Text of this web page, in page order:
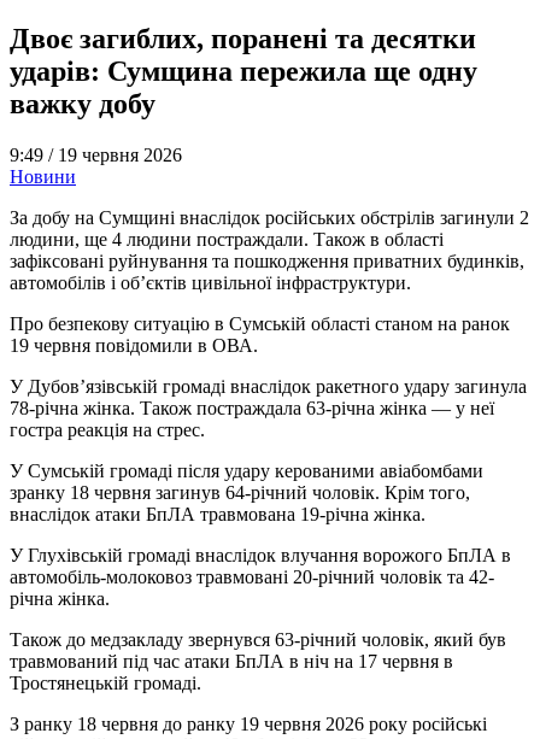
Двоє загиблих, поранені та десятки
ударів: Сумщина пережила ще одну
важку добу
9:49 / 19 червня 2026
Новини
За добу на Сумщині внаслідок російських обстрілів загинули 2
людини, ще 4 людини постраждали. Також в області
зафіксовані руйнування та пошкодження приватних будинків,
автомобілів і об’єктів цивільної інфраструктури.
Про безпекову ситуацію в Сумській області станом на ранок
19 червня повідомили в ОВА.
У Дубов’язівській громаді внаслідок ракетного удару загинула
78-річна жінка. Також постраждала 63-річна жінка — у неї
гостра реакція на стрес.
У Сумській громаді після удару керованими авіабомбами
зранку 18 червня загинув 64-річний чоловік. Крім того,
внаслідок атаки БпЛА травмована 19-річна жінка.
У Глухівській громаді внаслідок влучання ворожого БпЛА в
автомобіль-молоковоз травмовані 20-річний чоловік та 42-
річна жінка.
Також до медзакладу звернувся 63-річний чоловік, який був
травмований під час атаки БпЛА в ніч на 17 червня в
Тростянецькій громаді.
З ранку 18 червня до ранку 19 червня 2026 року російські